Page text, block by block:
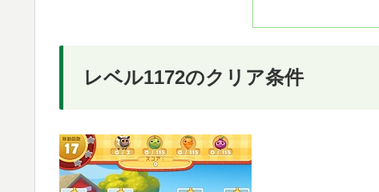
レベル1172のクリア条件